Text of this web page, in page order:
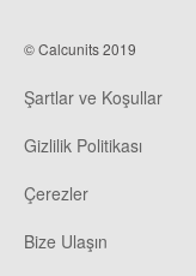
© Calcunits 2019
Şartlar ve Koşullar
Gizlilik Politikası
Çerezler
Bize Ulaşın